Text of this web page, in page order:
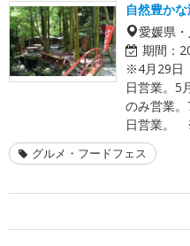
自然豊か
愛媛県
期間：
※4月29日
日営業。5
のみ営業
日営業。
グルメ・フードフェス